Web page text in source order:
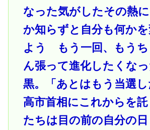
なった気がしたその熱
か知らずと自分も何か
よう もう一回、もうち
ん張って進化したくな
黒。「あとはもう当選
高市首相にこれからを
たちは目の前の自分の